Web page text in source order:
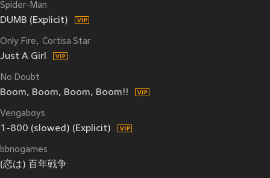
Spider-Man
DUMB (Explicit)
Only Fire Cortisa Star
Just A Girl
No Doubt
Boom, Boom, Boom, Boom!!
Vengaboys
1-800 (slowed) (Explicit)
bbnogames
(恋は) 百年戦争